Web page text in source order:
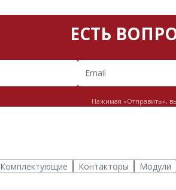
ЕСТЬ
Нажимая «Отправить»,
Комплектующие Контакторы Модули